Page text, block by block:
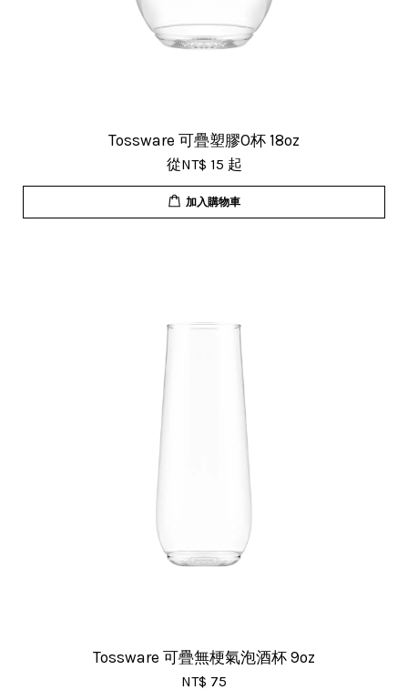
Tossware 可疊塑膠O杯 18oz
從NT$ 15 起
加入購物車
Tossware 可疊無梗氣泡酒杯 9oz
NT$ 75